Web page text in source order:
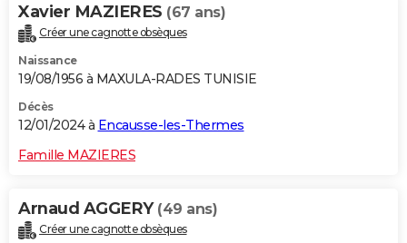
Xavier MAZIERES (67 ans)
Créer une cagnotte obsèques
Naissance
19/08/1956 à MAXULA-RADES TUNISIE
Décès
12/01/2024 à Encausse-les-Thermes
Famille MAZIERES
Arnaud AGGERY (49 ans)
Créer une cagnotte obsèques